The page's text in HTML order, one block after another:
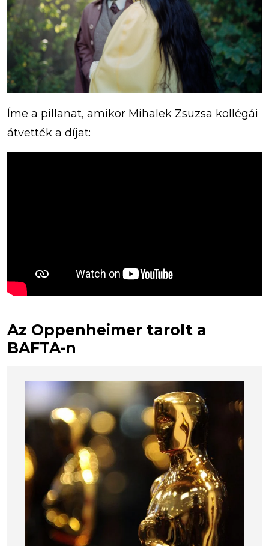
Íme a pillanat, amikor Mihalek Zsuzsa kollégái
átvették a díjat:
Az Oppenheimer tarolt a
BAFTA-n